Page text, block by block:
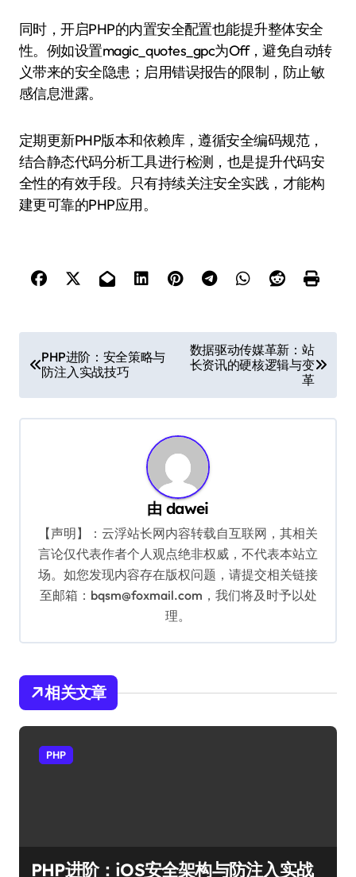
同时，开启PHP的内置安全配置也能提升整体安全
性。例如设置magic_quotes_gpc为Off，避免自动转
义带来的安全隐患；启用错误报告的限制，防止敏
感信息泄露。
定期更新PHP版本和依赖库，遵循安全编码规范，
结合静态代码分析工具进行检测，也是提升代码安
全性的有效手段。只有持续关注安全实践，才能构
建更可靠的PHP应用。
章
导
航
PHP进阶：安全策略与
防注入实战技巧
数据驱动传媒革新：站
长资讯的硬核逻辑与变
革
由dawei
【声明】：云浮站长网内容转载自互联网，其相关
言论仅代表作者个人观点绝非权威，不代表本站立
场。如您发现内容存在版权问题，请提交相关链接
至邮箱：bqsm@foxmail.com，我们将及时予以处
理。
相关文章
PHP
PHP进阶：iOS安全架构与防注入实战